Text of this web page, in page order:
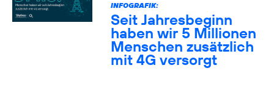
INFOGRAFIK:
Seit Jahresbeginn
haben wir 5 Millionen
Menschen zusätzlich
mit 4G versorgt